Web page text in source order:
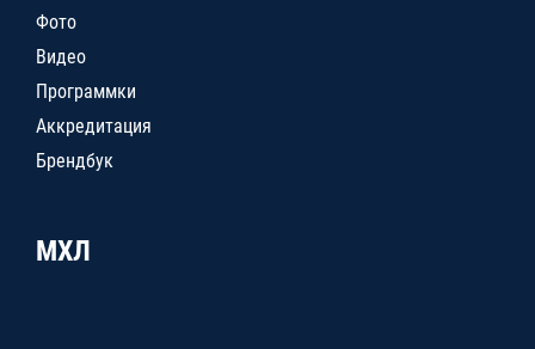
Фото
Видео
Программки
Аккредитация
Брендбук
МХЛ